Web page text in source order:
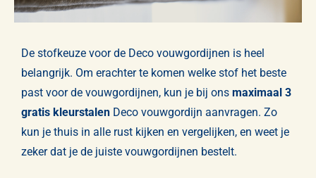
Gordijnen
Opmeten & Instructies
FAQ
Referenties
De stofkeuze voor de Deco vouwgordijnen is heel
belangrijk. Om erachter te komen welke stof het beste
past voor de vouwgordijnen, kun je bij ons maximaal 3
gratis kleurstalen Deco vouwgordijn aanvragen. Zo
kun je thuis in alle rust kijken en vergelijken, en weet je
zeker dat je de juiste vouwgordijnen bestelt.